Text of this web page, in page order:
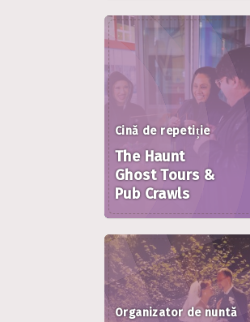
Cină de repetiție
The Haunt
Ghost Tours &
Pub Crawls
Organizator de nuntă